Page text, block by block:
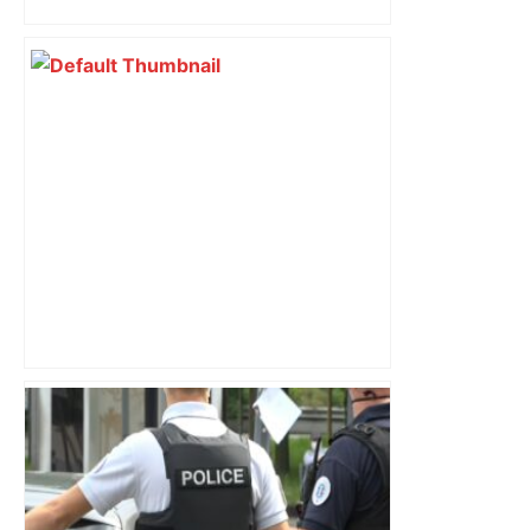
Top 14 : Perpignan mate le leader
Toulouse et quitte la dernière place –
lanouvellerepublique.fr